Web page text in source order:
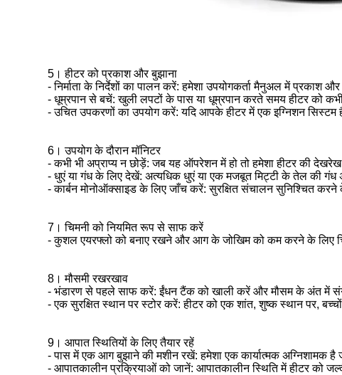
5। हीटर को प्रकाश और बुझाना
- निर्माता के निर्देशों का पालन करें: हमेशा उपयोगकर्ता मैनुअल में प्रकाश
- धूम्रपान से बचें: खुली लपटों के पास या धूम्रपान करते समय हीटर को कभी
- उचित उपकरणों का उपयोग करें: यदि आपके हीटर में एक इग्निशन सिस्टम
6। उपयोग के दौरान मॉनिटर
- कभी भी अप्राप्य न छोड़ें: जब यह ऑपरेशन में हो तो हमेशा हीटर की
- धुएं या गंध के लिए देखें: अत्यधिक धुएं या एक मजबूत मिट्टी के तेल की
- कार्बन मोनोऑक्साइड के लिए जाँच करें: सुरक्षित संचालन सुनिश्चित
7। चिमनी को नियमित रूप से साफ करें
- कुशल एयरफ्लो को बनाए रखने और आग के जोखिम को कम करने के लिए
8। मौसमी रखरखाव
- भंडारण से पहले साफ करें: ईंधन टैंक को खाली करें और मौसम के अंत में
- एक सुरक्षित स्थान पर स्टोर करें: हीटर को एक शांत, शुष्क स्थान पर,
9। आपात स्थितियों के लिए तैयार रहें
- पास में एक आग बुझाने की मशीन रखें: हमेशा एक कार्यात्मक अग्निशामक
- आपातकालीन प्रक्रियाओं को जानें: आपातकालीन स्थिति में हीटर को